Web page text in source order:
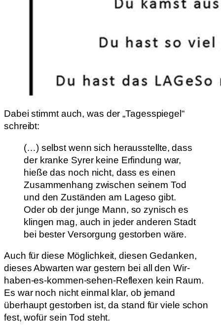
Dabei stimmt auch, was der „Tagesspiegel“
schreibt:
(…) selbst wenn sich herausstellte, dass
der kranke Syrer keine Erfindung war,
hieße das noch nicht, dass es einen
Zusammenhang zwischen seinem Tod
und den Zuständen am Lageso gibt.
Oder ob der junge Mann, so zynisch es
klingen mag, auch in jeder anderen Stadt
bei bester Versorgung gestorben wäre.
Auch für diese Möglichkeit, diesen Gedanken,
dieses Abwarten war gestern bei all den Wir-
haben-es-kommen-sehen-Reflexen kein Raum.
Es war noch nicht einmal klar, ob jemand
überhaupt gestorben ist, da stand für viele schon
fest, wofür sein Tod steht.